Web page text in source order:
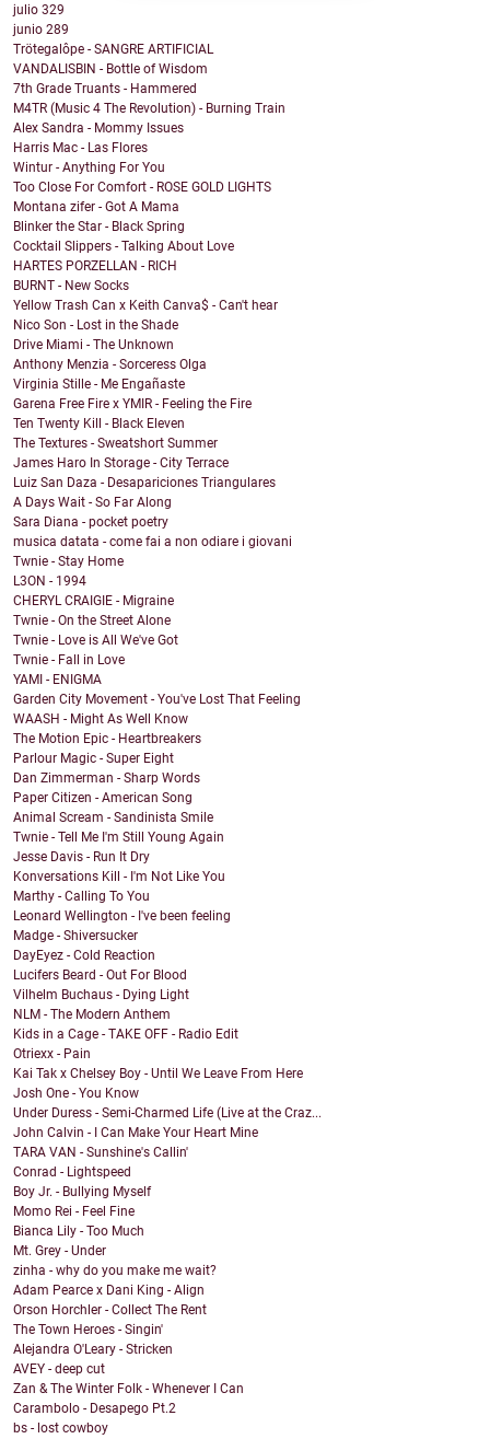
julio 329
junio 289
Trötegalôpe - SANGRE ARTIFICIAL
VANDALISBIN - Bottle of Wisdom
7th Grade Truants - Hammered
M4TR (Music 4 The Revolution) - Burning Train
Alex Sandra - Mommy Issues
Harris Mac - Las Flores
Wintur - Anything For You
Too Close For Comfort - ROSE GOLD LIGHTS
Montana zifer - Got A Mama
Blinker the Star - Black Spring
Cocktail Slippers - Talking About Love
HARTES PORZELLAN - RICH
BURNT - New Socks
Yellow Trash Can x Keith Canva$ - Can't hear
Nico Son - Lost in the Shade
Drive Miami - The Unknown
Anthony Menzia - Sorceress Olga
Virginia Stille - Me Engañaste
Garena Free Fire x YMIR - Feeling the Fire
Ten Twenty Kill - Black Eleven
The Textures - Sweatshort Summer
James Haro In Storage - City Terrace
Luiz San Daza - Desapariciones Triangulares
A Days Wait - So Far Along
Sara Diana - pocket poetry
musica datata - come fai a non odiare i giovani
Twnie - Stay Home
L3ON - 1994
CHERYL CRAIGIE - Migraine
Twnie - On the Street Alone
Twnie - Love is All We've Got
Twnie - Fall in Love
YAMI - ENIGMA
Garden City Movement - You've Lost That Feeling
WAASH - Might As Well Know
The Motion Epic - Heartbreakers
Parlour Magic - Super Eight
Dan Zimmerman - Sharp Words
Paper Citizen - American Song
Animal Scream - Sandinista Smile
Twnie - Tell Me I'm Still Young Again
Jesse Davis - Run It Dry
Konversations Kill - I'm Not Like You
Marthy - Calling To You
Leonard Wellington - I've been feeling
Madge - Shiversucker
DayEyez - Cold Reaction
Lucifers Beard - Out For Blood
Vilhelm Buchaus - Dying Light
NLM - The Modern Anthem
Kids in a Cage - TAKE OFF - Radio Edit
Otriexx - Pain
Kai Tak x Chelsey Boy - Until We Leave From Here
Josh One - You Know
Under Duress - Semi-Charmed Life (Live at the Craz...
John Calvin - I Can Make Your Heart Mine
TARA VAN - Sunshine's Callin'
Conrad - Lightspeed
Boy Jr. - Bullying Myself
Momo Rei - Feel Fine
Bianca Lily - Too Much
Mt. Grey - Under
zinha - why do you make me wait?
Adam Pearce x Dani King - Align
Orson Horchler - Collect The Rent
The Town Heroes - Singin'
Alejandra O'Leary - Stricken
AVEY - deep cut
Zan & The Winter Folk - Whenever I Can
Carambolo - Desapego Pt.2
bs - lost cowboy